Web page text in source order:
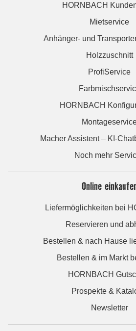
HORNBACH
Mietservice
Anhänger- und
Holzzuschnitt
ProfiService
HORNBACH
Macher Assistent – KI-
Noch mehr
Online
Liefermöglichkeiten bei
Reservieren und
Bestellen & nach Hause
Bestellen & im Markt
HORNBACH
Prospekte &
Newsletter